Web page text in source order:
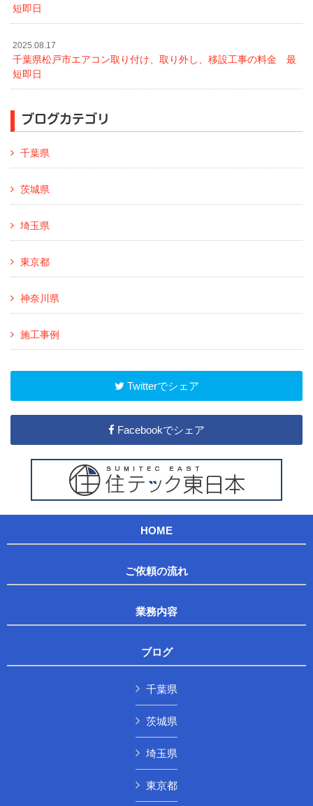
短即日
2025.08.17
千葉県松戸市エアコン取り付け、取り外し、移設工事の料金 最
短即日
ブログカテゴリ
千葉県
茨城県
埼玉県
東京都
神奈川県
施工事例
Twitterでシェア
Facebookでシェア
HOME
ご依頼の流れ
業務内容
ブログ
千葉県
茨城県
埼玉県
東京都